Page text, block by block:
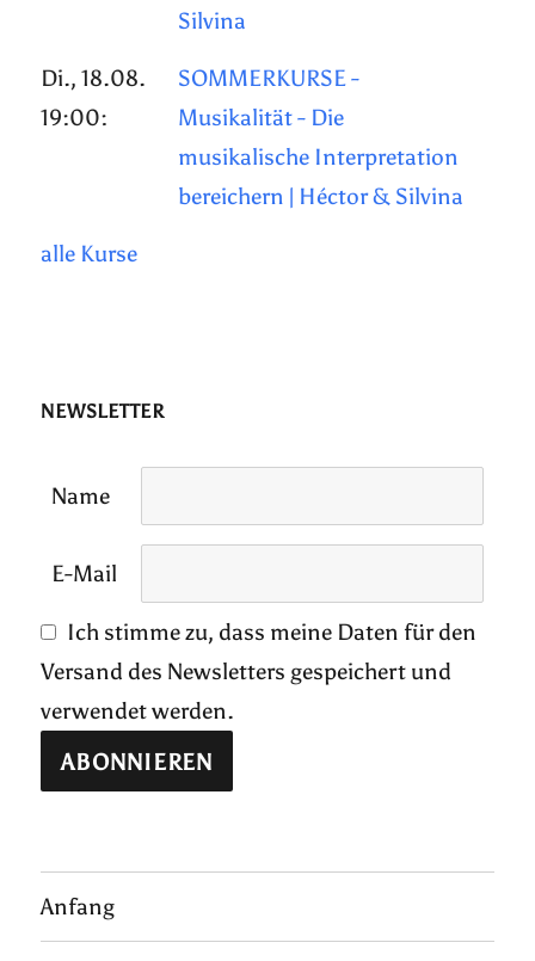
Silvina
Di., 18.08.
19:00:
SOMMERKURSE -
Musikalität - Die
musikalische Interpretation
bereichern | Héctor & Silvina
alle Kurse
NEWSLETTER
Name
E-Mail
Ich stimme zu, dass meine Daten für den
Versand des Newsletters gespeichert und
verwendet werden.
Anfang